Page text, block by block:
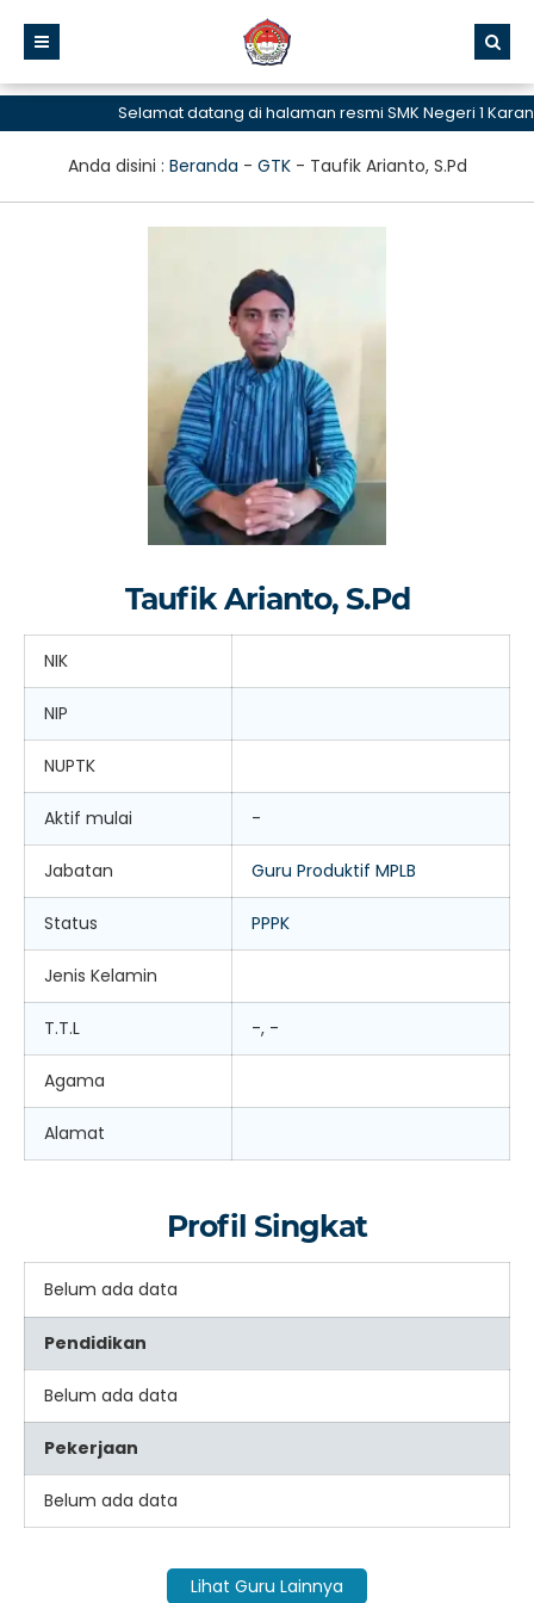
Selamat datang di halaman resmi SMK Negeri 1
Anda disini : Beranda - GTK- Taufik Arianto, S.Pd
Taufik Arianto, S.Pd
NIK
NIP
NUPTK
Aktif mulai -
Jabatan Guru Produktif MPLB
Status PPPK
Jenis Kelamin
T.T.L -, -
Agama
Alamat
Profil Singkat
Belum ada data
Pendidikan
Belum ada data
Pekerjaan
Belum ada data
Lihat Guru Lainnya